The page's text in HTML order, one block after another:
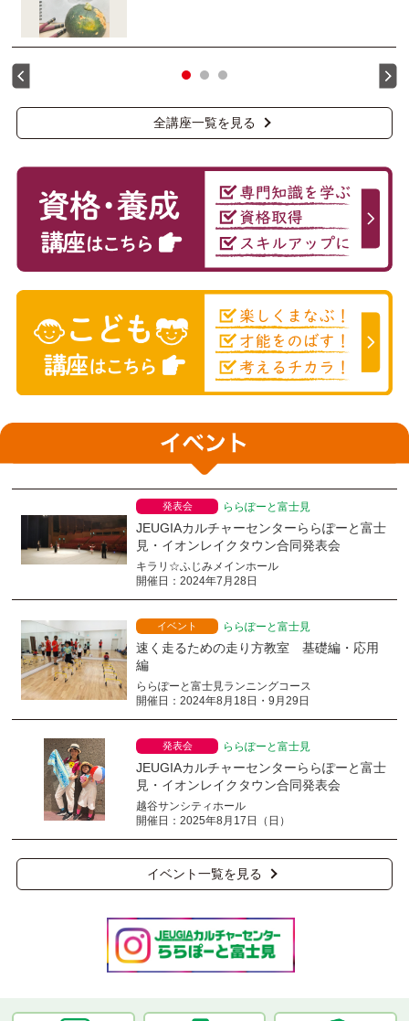
全講座一覧を見る
発表会 ららぽーと富士見
JEUGIAカルチャーセンターららぽーと富士
見・イオンレイクタウン合同発表会
キラリ☆ふじみメインホール
開催日：2024年7月28日
イベント ららぽーと富士見
速く走るための走り方教室 基礎編・応用
編
ららぽーと富士見ランニングコース
開催日：2024年8月18日・9月29日
発表会 ららぽーと富士見
JEUGIAカルチャーセンターららぽーと富士
見・イオンレイクタウン合同発表会
越谷サンシティホール
開催日：2025年8月17日（日）
イベント一覧を見る